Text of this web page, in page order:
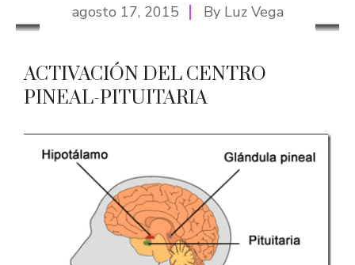
agosto 17, 2015 By Luz Vega
ACTIVACIÓN DEL CENTRO
PINEAL-PITUITARIA